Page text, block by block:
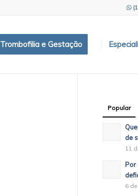
Trombofilia e Gestação
Popular
de
11
Por
6